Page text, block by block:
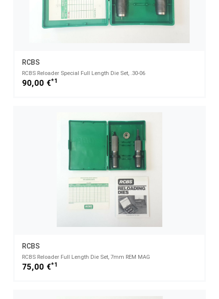
RCBS
RCBS Reloader Special Full Length Die Set, .30-06
90,00 €*1
RCBS
RCBS Reloader Full Length Die Set, 7mm REM MAG
75,00 €*1